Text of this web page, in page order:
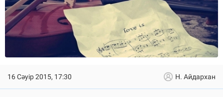
16 Сәуір 2015, 17:30 Н. Айдархан